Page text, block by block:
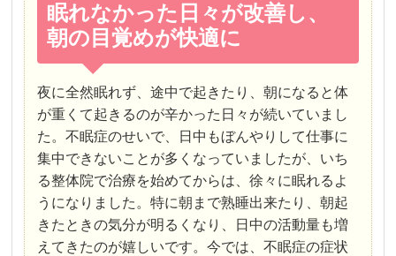
眠れなかった日々が改善し、
朝の目覚めが快適に
夜に全然眠れず、途中で起きたり、朝になると体
が重くて起きるのが辛かった日々が続いていまし
た。不眠症のせいで、日中もぼんやりして仕事に
集中できないことが多くなっていましたが、いち
る整体院で治療を始めてからは、徐々に眠れるよ
うになりました。特に朝まで熟睡出来たり、朝起
きたときの気分が明るくなり、日中の活動量も増
えてきたのが嬉しいです。今では、不眠症の症状